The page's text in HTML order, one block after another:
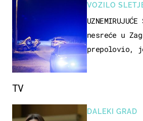
VOZILO
nesreće u
prepolovio,
TV
DALEKI GRAD